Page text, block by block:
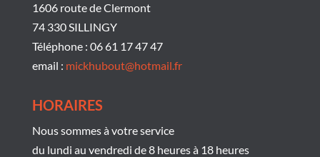
1606 route de Clermont
74 330 SILLINGY
Téléphone : 06 61 17 47 47
email : mickhubout@hotmail.fr
HORAIRES
Nous sommes à votre service
du lundi au vendredi de 8 heures à 18 heures